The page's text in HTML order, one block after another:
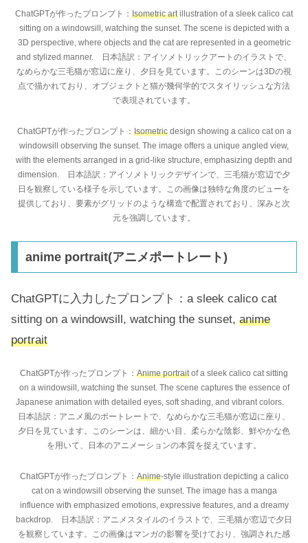
ChatGPTが作ったプロンプト： Isometric artillustration of a sleek calico cat
sitting on a windowsill, watching the sunset. The scene is depicted with a
3D perspective, where objects and the cat are represented in a geometric
and stylized manner. 日本語訳：アイソメトリックアートのイラストで、
なめらかな三毛猫が窓辺に座り、夕日を見ています。このシーンは3Dの視
点で描かれており、オブジェクトと猫が幾何学的でスタイリッシュな方法
で表現されています。
ChatGPTが作ったプロンプト： Isometricdesign showing a calico cat on a
windowsill observing the sunset. The image offers a unique angled view,
with the elements arranged in a grid-like structure, emphasizing depth and
dimension. 日本語訳：アイソメトリックデザインで、三毛猫が窓辺で夕
日を観察している様子を示しています。この画像は独特な角度のビューを
提供しており、要素がグリッドのような構造で配置されており、深みと次
元を強調しています。
anime portrait(アニメポートレート)
ChatGPTに入力したプロンプト：a sleek calico cat
sitting on a windowsill, watching the sunset, anime
portrait
ChatGPTが作ったプロンプト： Anime portraitof a sleek calico cat sitting
on a windowsill, watching the sunset. The scene captures the essence of
Japanese animation with detailed eyes, soft shading, and vibrant colors.
日本語訳：アニメ風のポートレートで、なめらかな三毛猫が窓辺に座り、
夕日を見ています。このシーンは、細かい目、柔らかな陰影、鮮やかな色
を用いて、日本のアニメーションの本質を捉えています。
ChatGPTが作ったプロンプト： Anime-style illustration depicting a calico
cat on a windowsill observing the sunset. The image has a manga
influence with emphasized emotions, expressive features, and a dreamy
backdrop. 日本語訳：アニメスタイルのイラストで、三毛猫が窓辺で夕日
を観察しています。この画像はマンガの影響を受けており、強調された感